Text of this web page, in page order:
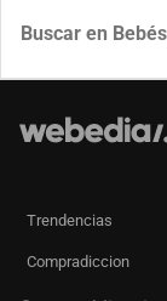
Trendencias
Compradiccion